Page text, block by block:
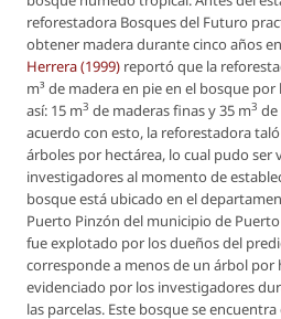
reforestadora Bosques del Futuro
obtener madera durante cinco años
Herrera (1999) reportó que la
m³ de madera en pie en el bosque
así: 15 m3 de maderas finas y 35 m3 de
acuerdo con esto, la reforestadora
árboles por hectárea, lo cual pudo ser
investigadores al momento de
bosque está ubicado en el
Puerto Pinzón del municipio de
fue explotado por los dueños del
corresponde a menos de un árbol
evidenciado por los investigadores
las parcelas. Este bosque se